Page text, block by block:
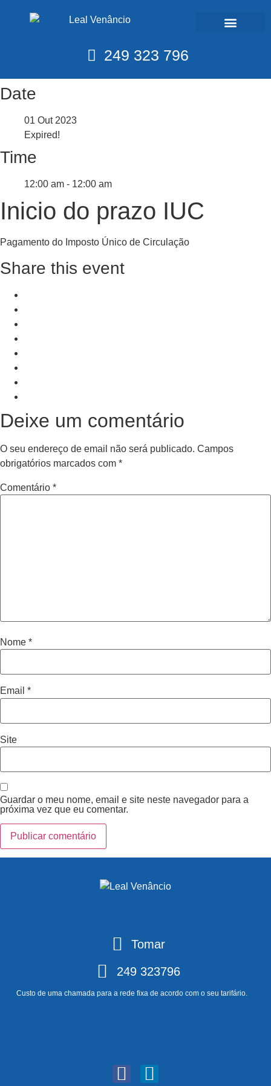
249 323 796
Date
01 Out 2023
Expired!
Time
12:00 am - 12:00 am
Inicio do prazo IUC
Pagamento do Imposto Único de Circulação
Share this event
Deixe um comentário
O seu endereço de email não será publicado. Campos
obrigatórios marcados com *
Comentário *
Nome *
Email *
Site
Guardar o meu nome, email e site neste navegador para a
próxima vez que eu comentar.
Tomar
249 323796
Custo de uma chamada para a rede fixa de acordo com o seu tarifário.